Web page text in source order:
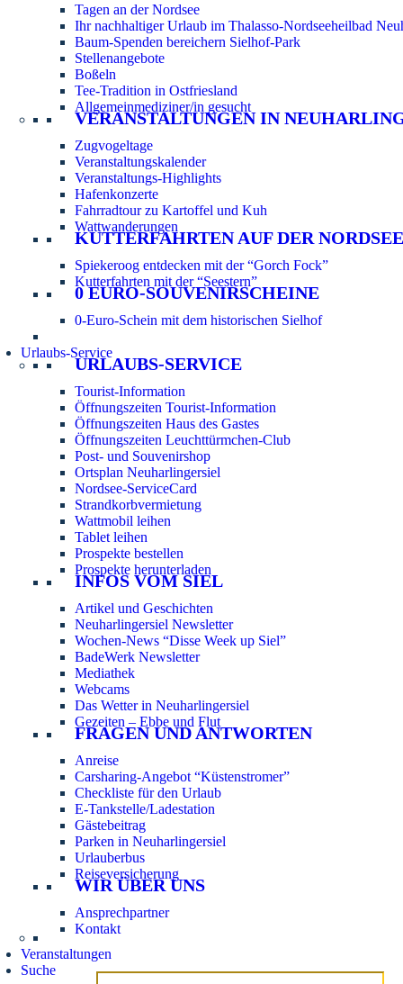
Tagen an der Nordsee
Ihr nachhaltiger Urlaub im Thalasso-Nordseeheilbad
Baum-Spenden bereichern Sielhof-Park
Stellenangebote
Boßeln
Tee-Tradition in Ostfriesland
Allgemeinmediziner/in gesucht
VERANSTALTUNGEN IN
Zugvogeltage
Veranstaltungskalender
Veranstaltungs-Highlights
Hafenkonzerte
Fahrradtour zu Kartoffel und Kuh
Wattwanderungen
KUTTERFAHRTEN AUF DER NORDSEE
Spiekeroog entdecken mit der “Gorch Fock”
Kutterfahrten mit der “Seestern”
0 EURO-SOUVENIRSCHEINE
0-Euro-Schein mit dem historischen Sielhof
Urlaubs-Service
URLAUBS-SERVICE
Tourist-Information
Öffnungszeiten Tourist-Information
Öffnungszeiten Haus des Gastes
Öffnungszeiten Leuchttürmchen-Club
Post- und Souvenirshop
Ortsplan Neuharlingersiel
Nordsee-ServiceCard
Strandkorbvermietung
Wattmobil leihen
Tablet leihen
Prospekte bestellen
Prospekte herunterladen
INFOS VOM SIEL
Artikel und Geschichten
Neuharlingersiel Newsletter
Wochen-News “Disse Week up Siel”
BadeWerk Newsletter
Mediathek
Webcams
Das Wetter in Neuharlingersiel
Gezeiten – Ebbe und Flut
FRAGEN UND ANTWORTEN
Anreise
Carsharing-Angebot “Küstenstromer”
Checkliste für den Urlaub
E-Tankstelle/Ladestation
Gästebeitrag
Parken in Neuharlingersiel
Urlauberbus
Reiseversicherung
WIR ÜBER UNS
Ansprechpartner
Kontakt
Veranstaltungen
Suche